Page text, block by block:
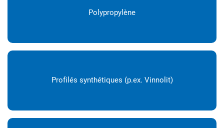
Polypropylène
Profilés synthétiques (p.ex. Vinnolit)